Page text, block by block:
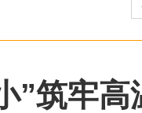
”筑牢高